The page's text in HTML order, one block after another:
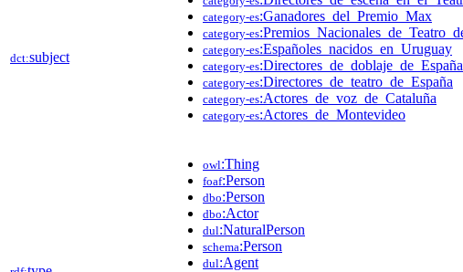
dct:subject
category-es:Ganadores_del_Premio_Max
category-es
category-es:Españoles_nacidos_en_Uruguay
category-es:Directores_de_doblaje_de_España
category-es:Directores_de_teatro_de_España
category-es:Actores_de_voz_de_Cataluña
category-es:Actores_de_Montevideo
owl:Thing
foaf:Person
dbo:Person
dbo:Actor
dul:NaturalPerson
schema:Person
dul:Agent